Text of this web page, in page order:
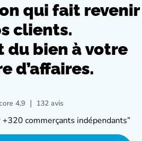
qui fait revenir
clients.
du bien àvotre
d’affaires.
4,9 ｜ 132 avis
+320 commerçants indépendants”